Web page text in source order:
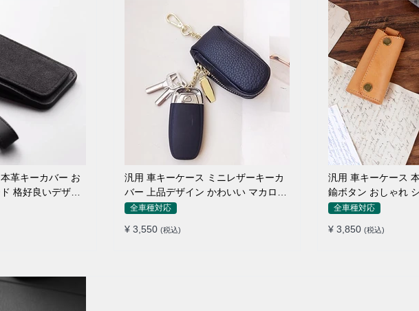
革キーカバー お
格好良いデザイ
汎用 車キーケース ミニレザーキーカ
バー 上品デザイン かわいい マカロン
色全車種対応
¥ 3,550 (税込)
汎用 車キーケース
鍮ボタン おしゃれ
全車種対応
¥ 3,850 (税込)